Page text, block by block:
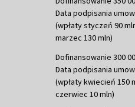
Data podpisania
(wpłaty styczeń 90
marzec 130 mln)
Dofinansowanie 300
Data podpisania
(wpłaty kwiecień 150
czerwiec 10 mln)